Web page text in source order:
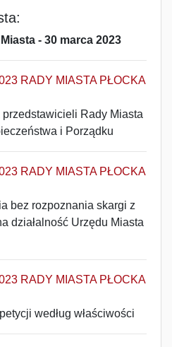
- 30 marca 2023
RADY MIASTA PŁOCKA
Rady Miasta
i Porządku
RADY MIASTA PŁOCKA
bez rozpoznania skargi z
działalność Urzędu Miasta
RADY MIASTA PŁOCKA
według właściwości